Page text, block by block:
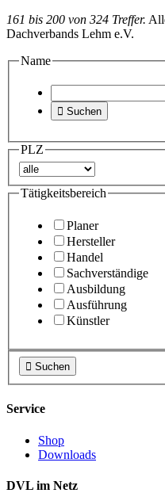
161 bis 200 von 324 Treffer.
Dachverbands Lehm e.V.
Name
 Suchen
PLZ
Tätigkeitsbereich
Planer
Hersteller
Handel
Sachverständige
Ausbildung
Ausführung
Künstler
 Suchen
Service
Shop
Downloads
DVL im Netz